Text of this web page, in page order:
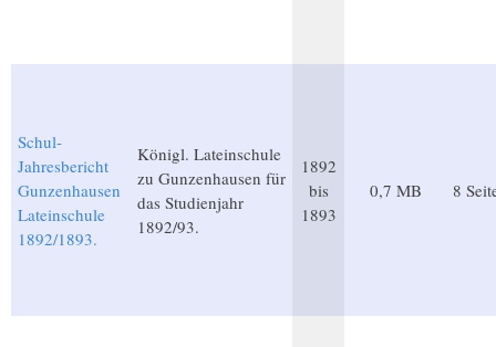
Schul-
Jahresbericht
Gunzenhausen
Lateinschule
1892/1893.
Königl. Lateinschule
zu Gunzenhausen für
das Studienjahr
1892/93.
1892
bis
1893
0,7 MB 8